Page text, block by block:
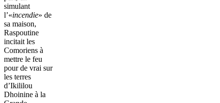
simulant
l’«incendie» de
sa maison,
Raspoutine
incitait les
Comoriens à
mettre le feu
pour de vrai sur
les terres
d’Ikililou
Dhoinine à la